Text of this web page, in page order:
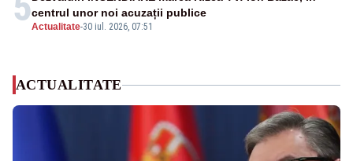
Actualitate-30 iul. 2026, 07:51
centrul unor noi acuzații publice
ACTUALITATE